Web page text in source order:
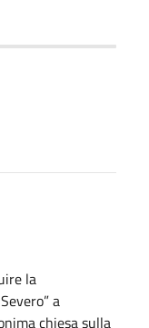
la
a
chiesa sulla